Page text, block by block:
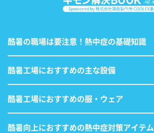
酷暑の職場は要注意！熱中症の基礎知識
酷暑工場におすすめの主な設備
酷暑工場におすすめの服・ウェア
酷暑向上におすすめの熱中症対策アイテム